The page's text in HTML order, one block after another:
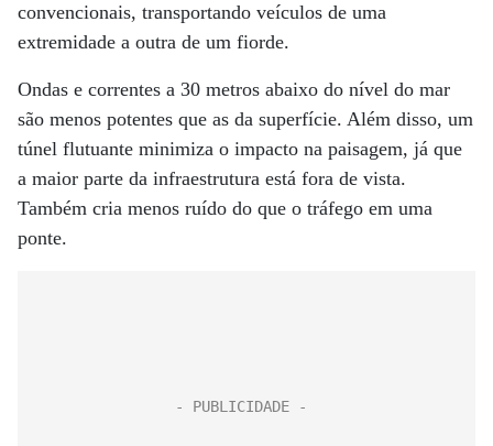
convencionais, transportando veículos de uma
extremidade a outra de um fiorde.
Ondas e correntes a 30 metros abaixo do nível do mar
são menos potentes que as da superfície. Além disso, um
túnel flutuante minimiza o impacto na paisagem, já que
a maior parte da infraestrutura está fora de vista.
Também cria menos ruído do que o tráfego em uma
ponte.